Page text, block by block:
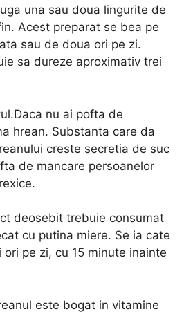
una sau doua lingurite de
Acest preparat se bea pe
sau de doua ori pe zi.
sa dureze aproximativ trei
nu ai pofta de
hrean. Substanta care da
creste secretia de suc
de mancare persoanelor
deosebit trebuie consumat
cu putina miere. Se ia cate
pe zi, cu 15 minute inainte
este bogat in vitamine